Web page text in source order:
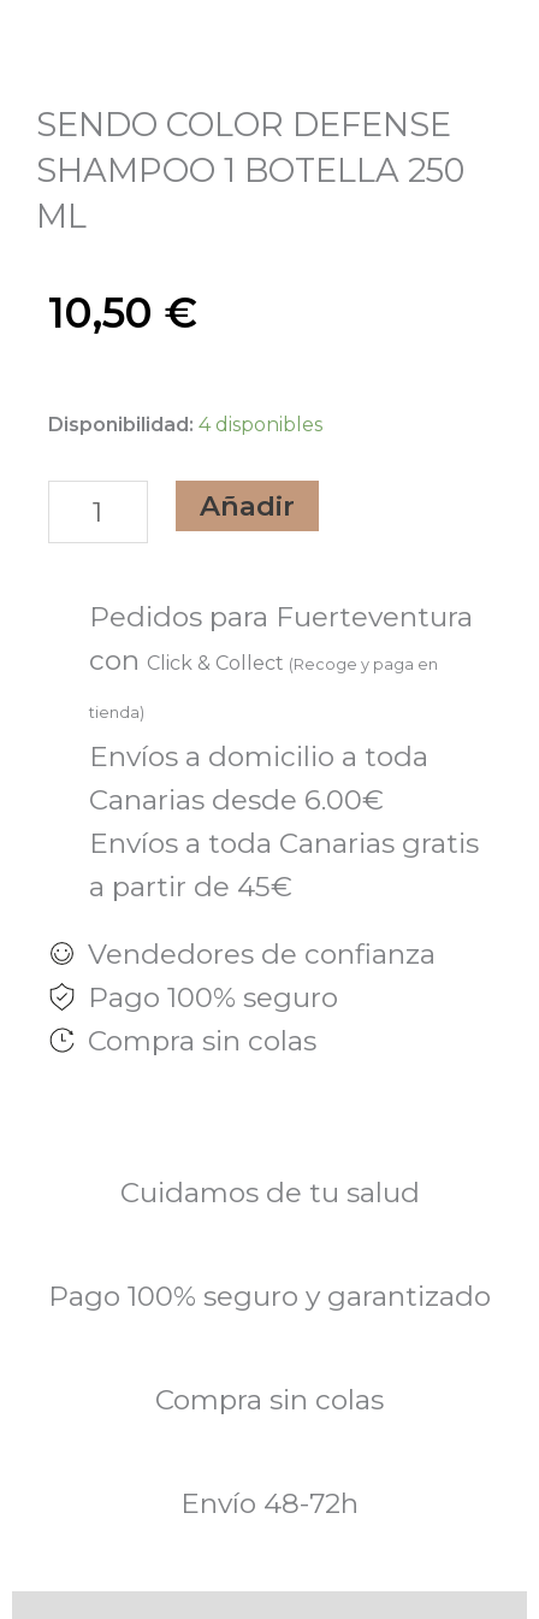
SENDO COLOR DEFENSE
SHAMPOO 1 BOTELLA 250
ML
10,50 €
Disponibilidad: 4 disponibles
SENDO
DEFENSE
SHAMPOO
cantidad
Añadir
Pedidos para Fuerteventura
con Click & Collect (Recoge y paga en
tienda)
Envíos a domicilio a toda
Canarias desde 6.00€
Envíos a toda Canarias gratis
a partir de 45€
Vendedores de confianza
Pago 100% seguro
Compra sin colas
Cuidamos de tu salud
Pago 100% seguro y garantizado
Compra sin colas
Envío 48-72h